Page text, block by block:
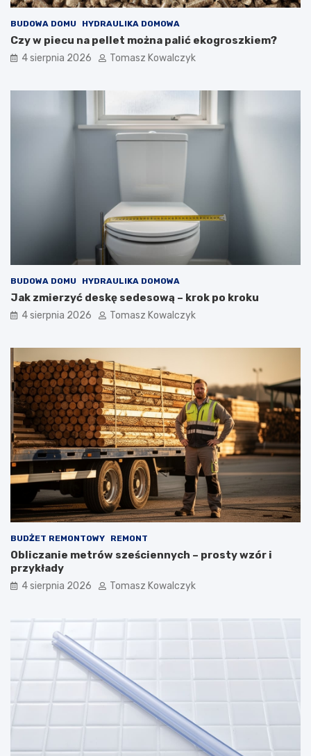
BUDOWA DOMU HYDRAULIKA DOMOWA
Czy w piecu na pellet można palić ekogroszkiem?
4 sierpnia 2026 Tomasz Kowalczyk
BUDOWA DOMU HYDRAULIKA DOMOWA
Jak zmierzyć deskę sedesową – krok po kroku
4 sierpnia 2026 Tomasz Kowalczyk
BUDŻET REMONTOWY REMONT
Obliczanie metrów sześciennych – prosty wzór i
przykłady
4 sierpnia 2026 Tomasz Kowalczyk